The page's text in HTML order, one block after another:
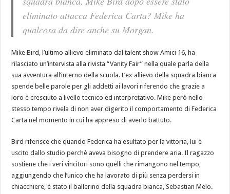
eliminato attacca Federica Carta? Mike ha
qualcosa da dire anche su Morgan.
Mike Bird, l’ultimo allievo eliminato dal talent show Amici 16, ha
rilasciato un’intervista alla rivista “Vanity Fair” nella quale parla della
sua avventura all’interno della scuola. L’ex allievo della squadra bianca
spende belle parole per gli addetti ai lavori riferendo che grazie a
loro è cresciuto a livello tecnico ed interpretativo. Mike però nello
stesso tempo rivela di non aver digerito il comportamento di Federica
Carta nel momento in cui ha appreso di averlo battuto.
Bird riferisce che quando Federica ha esultato per la vittoria, lui è
uscito dallo studio perchè aveva bisogno di prendere aria. Il ragazzo
sostiene che i veri vincitori sono quelli che rimangono nel tempo,
aggiungendo che l’unico che ha lavorato di più senza perdersi in
chiacchiere, è stato il ballerino della squadra bianca, Sebastian Melo.